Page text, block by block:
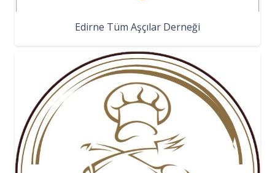
Edirne Tüm Aşçılar Derneği